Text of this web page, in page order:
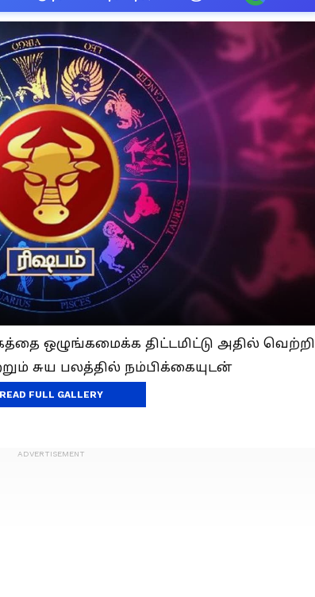
ஒழுங்கமைக்க திட்டமிட்டு அதில் வெற்றி
சுய பலத்தில் நம்பிக்கையுடன்
FULL GALLERY